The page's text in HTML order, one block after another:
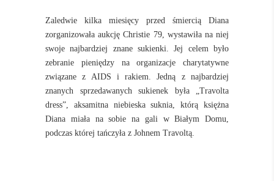
Zaledwie kilka miesięcy przed śmiercią Diana
zorganizowała aukcję Christie 79, wystawiła na niej
swoje najbardziej znane sukienki. Jej celem było
zebranie pieniędzy na organizacje charytatywne
związane z AIDS i rakiem. Jedną z najbardziej
znanych sprzedawanych sukienek była „Travolta
dress”, aksamitna niebieska suknia, którą księżna
Diana miała na sobie na gali w Białym Domu,
podczas której tańczyła z Johnem Travoltą.